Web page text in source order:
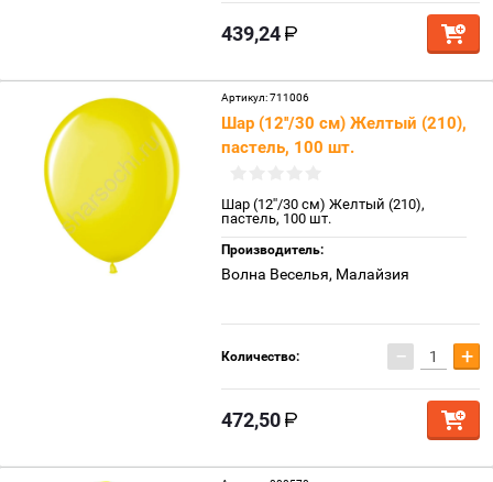
439,24
Артикул:711006
Шар (12''/30 см) Желтый (210),
пастель, 100 шт.
Шар (12''/30 см) Желтый (210),
пастель, 100 шт.
Производитель:
Волна Веселья, Малайзия
Количество: − +
472,50